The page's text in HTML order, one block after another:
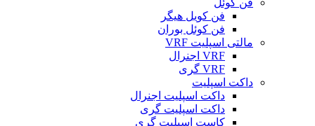
فن کوئل
فن کویل هیگر
فن کوئل بوران
مالتی اسپلیت VRF
VRF اجنرال
VRF گری
داکت اسپلیت
داکت اسپلیت اجنرال
داکت اسپلیت گری
کاست اسپلیت گری